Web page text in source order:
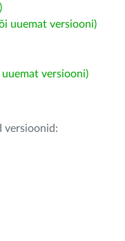
uuemat versiooni)
versiooni)
versioonid: